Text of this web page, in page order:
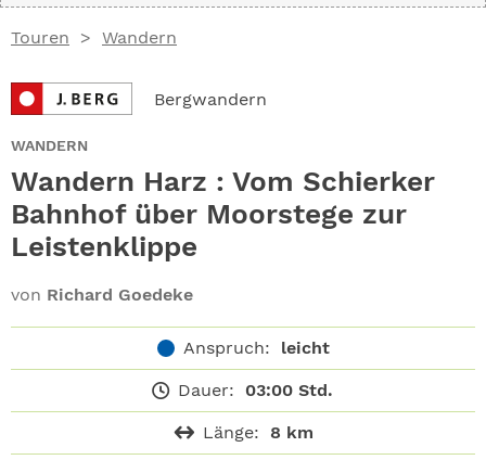
Touren Wandern
Bergwandern
WANDERN
Wandern Harz : Vom Schierker
Bahnhof über Moorstege zur
Leistenklippe
von Richard Goedeke
Anspruch: leicht
Dauer: 03:00 Std.
Länge: 8 km
ABO
GEWINNEN
NEWSLETTER
ALLE THEMEN